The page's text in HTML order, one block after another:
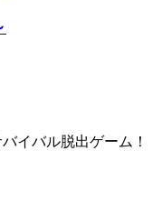
イバル脱出ゲーム！